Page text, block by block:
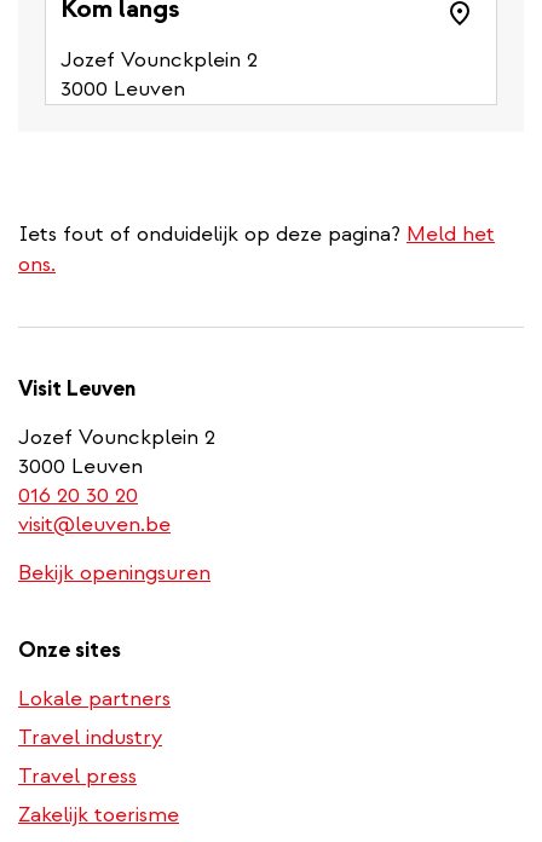
Kom langs
Jozef Vounckplein 2
3000 Leuven
Iets fout of onduidelijk op deze pagina? Meld het
ons.
Visit Leuven
Jozef Vounckplein 2
3000 Leuven
016 20 30 20
is
phone
visit@leuven.be
Bekijk openingsuren
Onze sites
Lokale partners
Travel industry
Travel press
Zakelijk toerisme